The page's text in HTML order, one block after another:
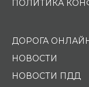
ПОЛИТИКА
ДОРОГА
НОВОСТИ
НОВОСТИ ПДД